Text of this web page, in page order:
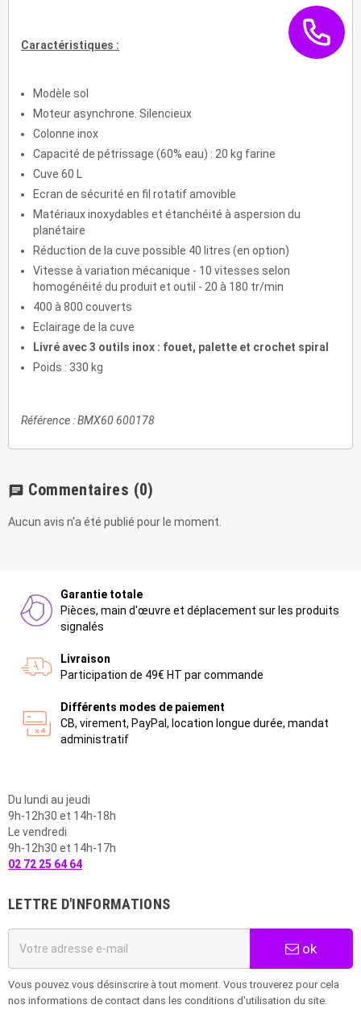
Caractéristiques :
Modèle sol
Moteur asynchrone. Silencieux
Colonne inox
Capacité de pétrissage (60% eau) : 20 kg farine
Cuve 60 L
Ecran de sécurité en fil rotatif amovible
Matériaux inoxydables et étanchéité à aspersion du
planétaire
Réduction de la cuve possible 40 litres (en option)
Vitesse à variation mécanique - 10 vitesses selon
homogénéité du produit et outil - 20 à 180 tr/min
400 à 800 couverts
Eclairage de la cuve
Livré avec 3 outils inox : fouet, palette et crochet spiral
Poids : 330 kg
Référence : BMX60 600178
chat Commentaires (0)
Aucun avis n'a été publié pour le moment.
Garantie totale
Pièces, main d'œuvre et déplacement sur les produits
signalés
Livraison
Participation de 49€ HT par commande
Différents modes de paiement
CB, virement, PayPal, location longue durée, mandat
administratif
Du lundi au jeudi
9h-12h30 et 14h-18h
Le vendredi
9h-12h30 et 14h-17h
02 72 25 64 64
LETTRE D'INFORMATIONS
ok
Vous pouvez vous désinscrire à tout moment. Vous trouverez pour cela
nos informations de contact dans les conditions d'utilisation du site.